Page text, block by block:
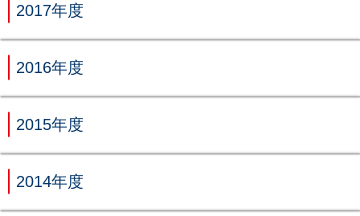
2017年度
2016年度
2015年度
2014年度